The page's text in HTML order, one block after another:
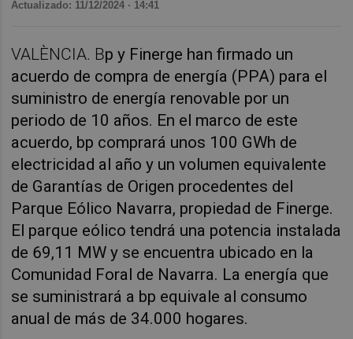
Actualizado: 11/12/2024 · 14:41
VALÈNCIA. Bp y Finerge han firmado un
acuerdo de compra de energía (PPA) para el
suministro de energía renovable por un
periodo de 10 años. En el marco de este
acuerdo, bp comprará unos 100 GWh de
electricidad al año y un volumen equivalente
de Garantías de Origen procedentes del
Parque Eólico Navarra, propiedad de Finerge.
El parque eólico tendrá una potencia instalada
de 69,11 MW y se encuentra ubicado en la
Comunidad Foral de Navarra. La energía que
se suministrará a bp equivale al consumo
anual de más de 34.000 hogares.